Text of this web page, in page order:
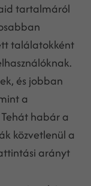
tartalmáról
találatokként
és jobban
a
habár a
közvetlenül a
arányt